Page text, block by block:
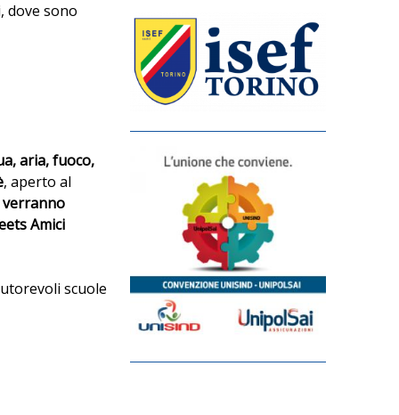
dove sono
aria, fuoco,
, aperto al
verranno
Amici
scuole